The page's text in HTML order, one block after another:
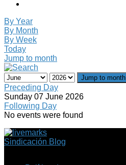
By Year
By Month
By Week
Today
Jump to month
Jump to month
Preceding Day
Sunday 07 June 2026
Following Day
No events were found
Sindicación Blog